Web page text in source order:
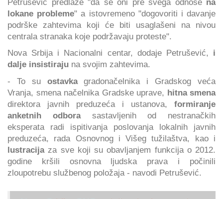
Petrušević predlaže "da se oni pre svega odnose na
lokane probleme" a istovremeno "dogovoriti i davanje
podrške zahtevima koji će biti usaglašeni na nivou
centrala stranaka koje podržavaju proteste".
Nova Srbija i Nacionalni centar, dodaje Petrušević, i
dalje insistiraju na svojim zahtevima.
- To su ostavkagradonačelnika i Gradskog veća
Vranja, smena načelnika Gradske uprave, hitna smena
direktora javnih preduzeća i ustanova, formiranje
anketnih odborasastavljenih od nestranačkih
eksperata radi ispitivanja poslovanja lokalnih javnih
preduzeća, rada Osnovnog i Višeg tužilaštva, kao i
lustracijaza sve koji su obavljanjem funkcija o 2012.
godine kršili osnovna ljudska prava i počinili
zloupotrebu službenog položaja - navodi Petrušević.